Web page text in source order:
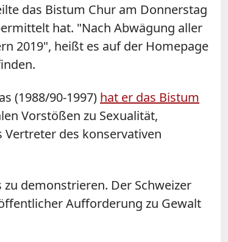
das Bistum Chur am Donnerstag
hat. "Nach Abwägung aller
2019", heißt es auf der Homepage
(1988/90-1997) hat er das Bistum
Vorstößen zu Sexualität,
des konservativen
demonstrieren. Der Schweizer
Aufforderung zu Gewalt